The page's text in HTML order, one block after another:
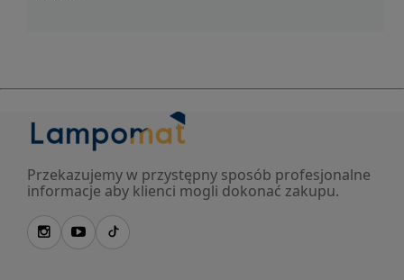
Przekazujemy w przystępny sposób profesjonalne
informacje aby klienci mogli dokonać zakupu.